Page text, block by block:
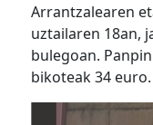
Arrantzalearen
uztailaren 18an,
bulegoan.
bikoteak 34 euro.